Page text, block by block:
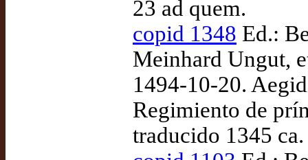
23 ad quem.
copid 1348 Ed.:
Meinhard Ungut,
1494-10-20.
Regimiento de
traducido 1345 ca.